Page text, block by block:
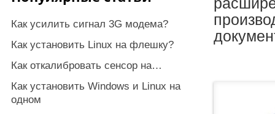
Как усилить сигнал 3G модема?
Как установить Linux на флешку?
Как откалибровать сенсор на…
Как установить Windows и Linux на
одном